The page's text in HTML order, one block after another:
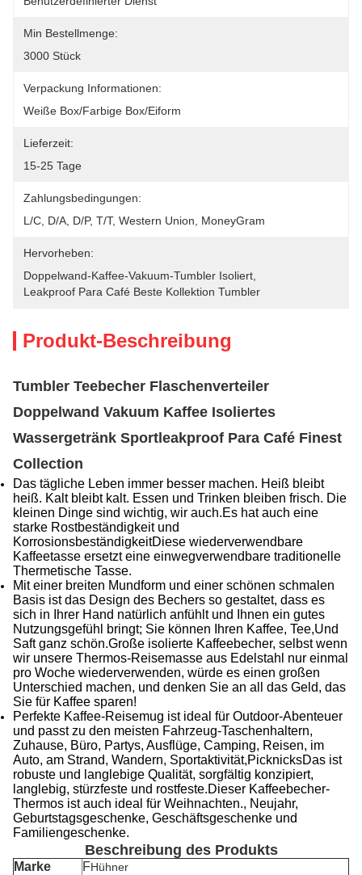
Min Bestellmenge:
3000 Stück
Verpackung Informationen:
Weiße Box/farbige Box/Eiform
Lieferzeit:
15-25 Tage
Zahlungsbedingungen:
L/C, D/A, D/P, T/T, Western Union, MoneyGram
Hervorheben:
Doppelwand-Kaffee-Vakuum-Tumbler Isoliert
Leakproof Para Café Beste Kollektion Tumbler
Produkt-Beschreibung
Tumbler Teebecher Flaschenverteiler
Doppelwand Vakuum Kaffee Isoliertes
Wassergetränk Sportleakproof Para Café Finest
Collection
Das tägliche Leben immer besser machen. Heiß bleibt
heiß. Kalt bleibt kalt. Essen und Trinken bleiben frisch. Die
kleinen Dinge sind wichtig, wir auch.Es hat auch eine
starke Rostbeständigkeit und
KorrosionsbeständigkeitDiese wiederverwendbare
Kaffeetasse ersetzt eine einwegverwendbare traditionelle
Thermetische Tasse.
Mit einer breiten Mundform und einer schönen schmalen
Basis ist das Design des Bechers so gestaltet, dass es
sich in Ihrer Hand natürlich anfühlt und Ihnen ein gutes
Nutzungsgefühl bringt; Sie können Ihren Kaffee, Tee,Und
Saft ganz schön.Große isolierte Kaffeebecher, selbst wenn
wir unsere Thermos-Reisemasse aus Edelstahl nur einmal
pro Woche wiederverwenden, würde es einen großen
Unterschied machen, und denken Sie an all das Geld, das
Sie für Kaffee sparen!
Perfekte Kaffee-Reisemug ist ideal für Outdoor-Abenteuer
und passt zu den meisten Fahrzeug-Taschenhaltern,
Zuhause, Büro, Partys, Ausflüge, Camping, Reisen, im
Auto, am Strand, Wandern, Sportaktivität,PicknicksDas ist
robuste und langlebige Qualität, sorgfältig konzipiert,
langlebig, stürzfeste und rostfeste.Dieser Kaffeebecher-
Thermos ist auch ideal für Weihnachten., Neujahr,
Geburtstagsgeschenke, Geschäftsgeschenke und
Familiengeschenke.
Beschreibung des Produkts
Marke FHühner